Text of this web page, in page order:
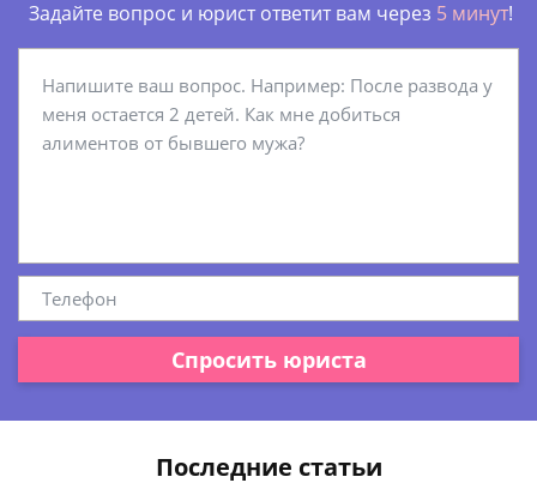
Задайте вопрос и юрист ответит вам через 5 минут!
Спросить юриста
Последние статьи